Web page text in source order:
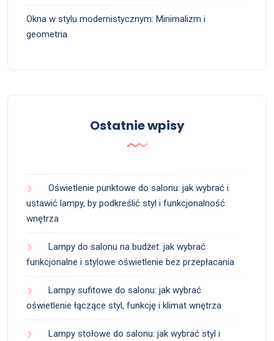
Okna w stylu modernistycznym: Minimalizm i
geometria
Ostatnie wpisy
Oświetlenie punktowe do salonu: jak wybrać i
ustawić lampy, by podkreślić styl i funkcjonalność
wnętrza
Lampy do salonu na budżet: jak wybrać
funkcjonalne i stylowe oświetlenie bez przepłacania
Lampy sufitowe do salonu: jak wybrać
oświetlenie łączące styl, funkcję i klimat wnętrza
Lampy stołowe do salonu: jak wybrać styl i